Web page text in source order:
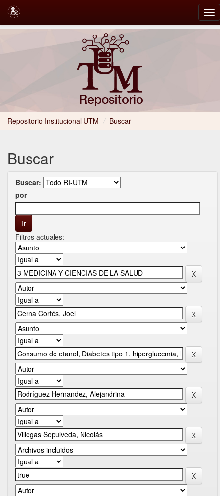
Repositorio Institucional UTM / Buscar
Buscar
Buscar:
por
Filtros actuales: